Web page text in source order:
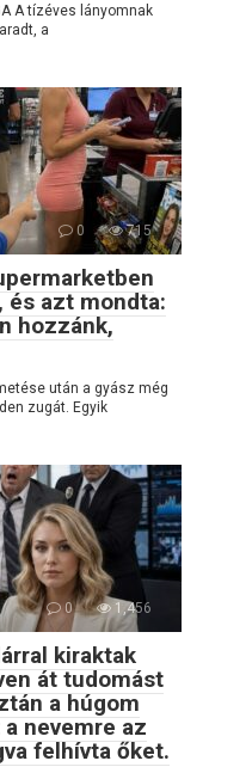
A tízéves lányomnak
a
0 715
azt mondta:
hozzánk,
után a gyász még
zugát. Egyik
0 1,456
kiraktak
át tudomást
a húgom
nevemre az
felhívta őket.